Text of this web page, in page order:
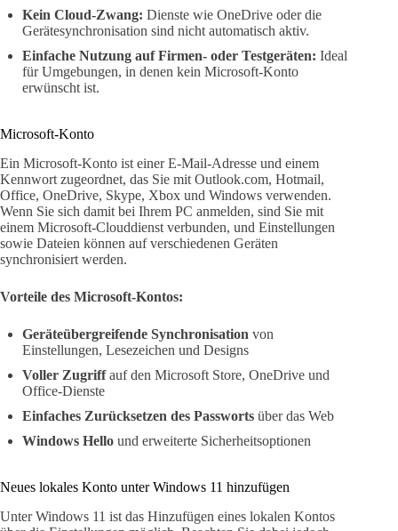
Kein Cloud-Zwang: Dienste wie OneDrive oder die
Gerätesynchronisation sind nicht automatisch aktiv.
Einfache Nutzung auf Firmen- oder Testgeräten: Ideal
für Umgebungen, in denen kein Microsoft-Konto
erwünscht ist.
Microsoft-Konto
Ein Microsoft-Konto ist einer E-Mail-Adresse und einem
Kennwort zugeordnet, das Sie mit Outlook.com, Hotmail,
Office, OneDrive, Skype, Xbox und Windows verwenden.
Wenn Sie sich damit bei Ihrem PC anmelden, sind Sie mit
einem Microsoft-Clouddienst verbunden, und Einstellungen
sowie Dateien können auf verschiedenen Geräten
synchronisiert werden.
Vorteile des Microsoft-Kontos:
Geräteübergreifende Synchronisation von
Einstellungen, Lesezeichen und Designs
Voller Zugriffauf den Microsoft Store, OneDrive und
Office-Dienste
Einfaches Zurücksetzen des Passworts über das Web
Windows Hello und erweiterte Sicherheitsoptionen
Neues lokales Konto unter Windows 11 hinzufügen
Unter Windows 11 ist das Hinzufügen eines lokalen Kontos